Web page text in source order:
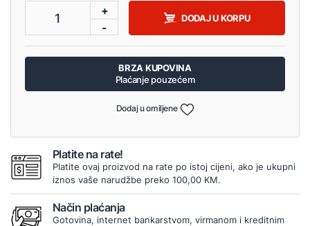
1
+
-
DODAJ U KORPU
BRZA KUPOVINA
Plaćanje pouzećem
Dodaj u omiljene
Platite na rate!
Platite ovaj proizvod na rate po istoj cijeni, ako je ukupni
iznos vaše narudžbe preko 100,00 KM.
Način plaćanja
Gotovina, internet bankarstvom, virmanom i kreditnim